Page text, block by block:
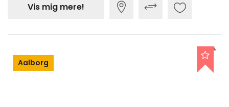
Vis mig mere!
Aalborg